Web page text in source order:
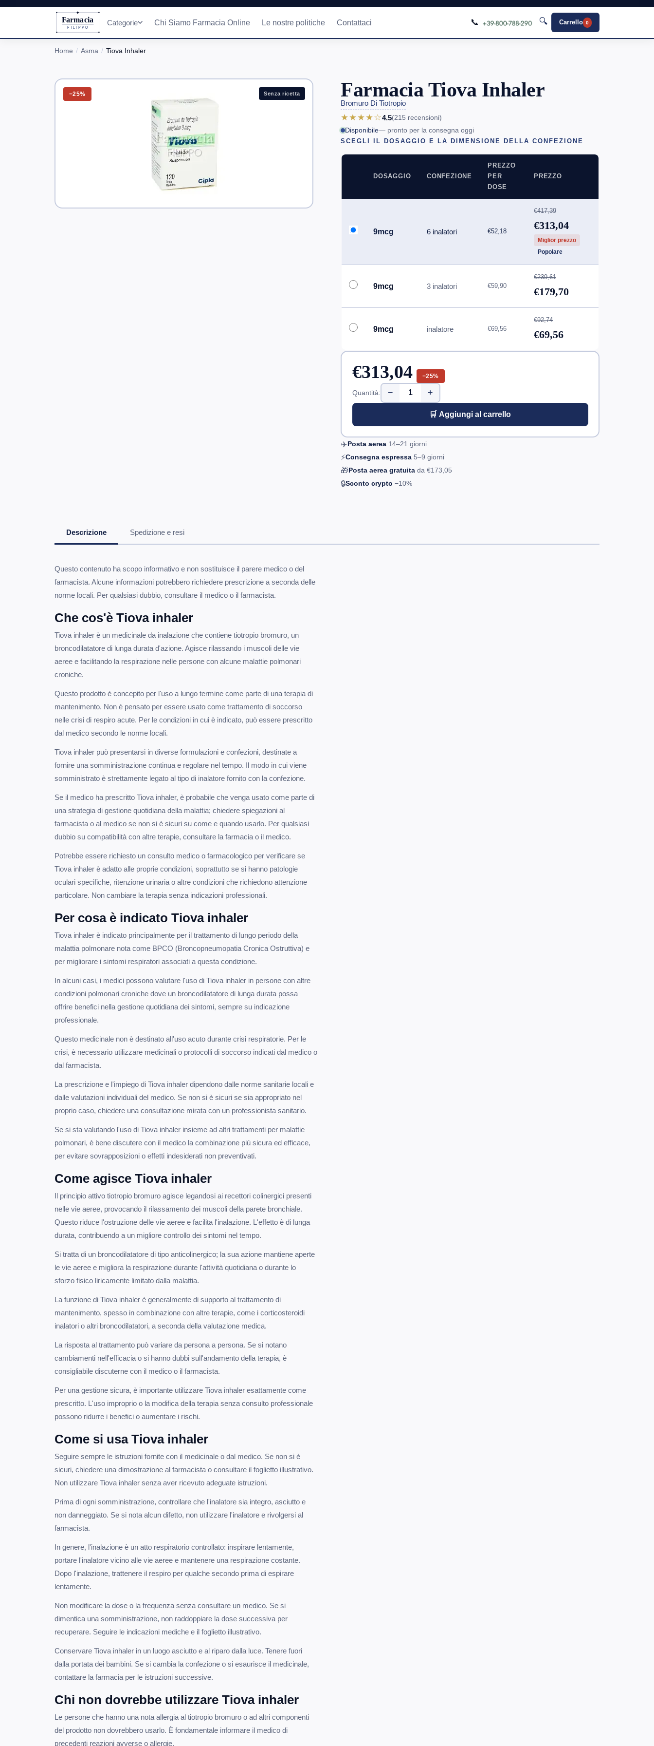
Farmacia
FILIPPO
Categorie Chi Siamo Farmacia Online Le nostre politiche Contattaci 📞 🔍 Carrello 0
Home Asma Tiova Inhaler
−25% Senza ricetta Farmacia Tiova Inhaler
Bromuro Di Tiotropio
★★★★☆4.5(215 recensioni)
Disponibile— pronto per la consegna oggi
SCEGLI IL DOSAGGIO E LA DIMENSIONE DELLA CONFEZIONE
DOSAGGIO CONFEZIONE
PREZZO
PER
DOSE
PREZZO
9mcg 6 inalatori €52,18
€417,39
€313,04
Miglior prezzo
Popolare
9mcg 3 inalatori €59,90
€239,61
€179,70
9mcg inalatore €69,56
€92,74
€69,56
€313,04 −25%
Quantità: − +
🛒 Aggiungi al carrello
✈️Posta aerea 14–21 giorni
⚡Consegna espressa 5–9 giorni
🎁Posta aerea gratuita da €173,05
🔒Sconto crypto −10%
Descrizione Spedizione e resi
Questo contenuto ha scopo informativo e non sostituisce il parere medico o del
farmacista. Alcune informazioni potrebbero richiedere prescrizione a seconda delle
norme locali. Per qualsiasi dubbio, consultare il medico o il farmacista.
Che cos'è Tiova inhaler
Tiova inhaler è un medicinale da inalazione che contiene tiotropio bromuro, un
broncodilatatore di lunga durata d'azione. Agisce rilassando i muscoli delle vie
aeree e facilitando la respirazione nelle persone con alcune malattie polmonari
croniche.
Questo prodotto è concepito per l'uso a lungo termine come parte di una terapia di
mantenimento. Non è pensato per essere usato come trattamento di soccorso
nelle crisi di respiro acute. Per le condizioni in cui è indicato, può essere prescritto
dal medico secondo le norme locali.
Tiova inhaler può presentarsi in diverse formulazioni e confezioni, destinate a
fornire una somministrazione continua e regolare nel tempo. Il modo in cui viene
somministrato è strettamente legato al tipo di inalatore fornito con la confezione.
Se il medico ha prescritto Tiova inhaler, è probabile che venga usato come parte di
una strategia di gestione quotidiana della malattia; chiedere spiegazioni al
farmacista o al medico se non si è sicuri su come e quando usarlo. Per qualsiasi
dubbio su compatibilità con altre terapie, consultare la farmacia o il medico.
Potrebbe essere richiesto un consulto medico o farmacologico per verificare se
Tiova inhaler è adatto alle proprie condizioni, soprattutto se si hanno patologie
oculari specifiche, ritenzione urinaria o altre condizioni che richiedono attenzione
particolare. Non cambiare la terapia senza indicazioni professionali.
Per cosa è indicato Tiova inhaler
Tiova inhaler è indicato principalmente per il trattamento di lungo periodo della
malattia polmonare nota come BPCO (Broncopneumopatia Cronica Ostruttiva) e
per migliorare i sintomi respiratori associati a questa condizione.
In alcuni casi, i medici possono valutare l'uso di Tiova inhaler in persone con altre
condizioni polmonari croniche dove un broncodilatatore di lunga durata possa
offrire benefici nella gestione quotidiana dei sintomi, sempre su indicazione
professionale.
Questo medicinale non è destinato all'uso acuto durante crisi respiratorie. Per le
crisi, è necessario utilizzare medicinali o protocolli di soccorso indicati dal medico o
dal farmacista.
La prescrizione e l'impiego di Tiova inhaler dipendono dalle norme sanitarie locali e
dalle valutazioni individuali del medico. Se non si è sicuri se sia appropriato nel
proprio caso, chiedere una consultazione mirata con un professionista sanitario.
Se si sta valutando l'uso di Tiova inhaler insieme ad altri trattamenti per malattie
polmonari, è bene discutere con il medico la combinazione più sicura ed efficace,
per evitare sovrapposizioni o effetti indesiderati non preventivati.
Come agisce Tiova inhaler
Il principio attivo tiotropio bromuro agisce legandosi ai recettori colinergici presenti
nelle vie aeree, provocando il rilassamento dei muscoli della parete bronchiale.
Questo riduce l'ostruzione delle vie aeree e facilita l'inalazione. L'effetto è di lunga
durata, contribuendo a un migliore controllo dei sintomi nel tempo.
Si tratta di un broncodilatatore di tipo anticolinergico; la sua azione mantiene aperte
le vie aeree e migliora la respirazione durante l'attività quotidiana o durante lo
sforzo fisico liricamente limitato dalla malattia.
La funzione di Tiova inhaler è generalmente di supporto al trattamento di
mantenimento, spesso in combinazione con altre terapie, come i corticosteroidi
inalatori o altri broncodilatatori, a seconda della valutazione medica.
La risposta al trattamento può variare da persona a persona. Se si notano
cambiamenti nell'efficacia o si hanno dubbi sull'andamento della terapia, è
consigliabile discuterne con il medico o il farmacista.
Per una gestione sicura, è importante utilizzare Tiova inhaler esattamente come
prescritto. L'uso improprio o la modifica della terapia senza consulto professionale
possono ridurre i benefici o aumentare i rischi.
Come si usa Tiova inhaler
Seguire sempre le istruzioni fornite con il medicinale o dal medico. Se non si è
sicuri, chiedere una dimostrazione al farmacista o consultare il foglietto illustrativo.
Non utilizzare Tiova inhaler senza aver ricevuto adeguate istruzioni.
Prima di ogni somministrazione, controllare che l'inalatore sia integro, asciutto e
non danneggiato. Se si nota alcun difetto, non utilizzare l'inalatore e rivolgersi al
farmacista.
In genere, l'inalazione è un atto respiratorio controllato: inspirare lentamente,
portare l'inalatore vicino alle vie aeree e mantenere una respirazione costante.
Dopo l'inalazione, trattenere il respiro per qualche secondo prima di espirare
lentamente.
Non modificare la dose o la frequenza senza consultare un medico. Se si
dimentica una somministrazione, non raddoppiare la dose successiva per
recuperare. Seguire le indicazioni mediche e il foglietto illustrativo.
Conservare Tiova inhaler in un luogo asciutto e al riparo dalla luce. Tenere fuori
dalla portata dei bambini. Se si cambia la confezione o si esaurisce il medicinale,
contattare la farmacia per le istruzioni successive.
Chi non dovrebbe utilizzare Tiova inhaler
Le persone che hanno una nota allergia al tiotropio bromuro o ad altri componenti
del prodotto non dovrebbero usarlo. È fondamentale informare il medico di
precedenti reazioni avverse o allergie.